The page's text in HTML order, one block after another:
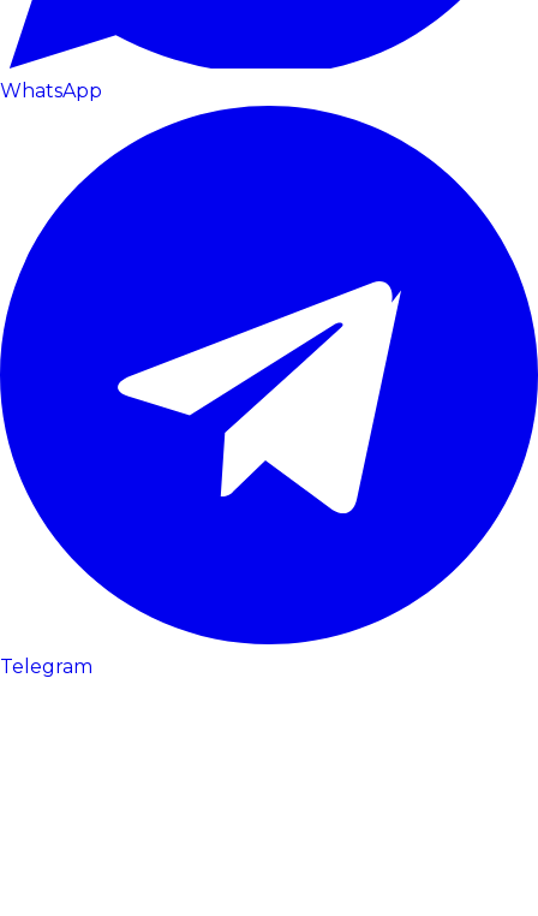
WhatsApp
Telegram